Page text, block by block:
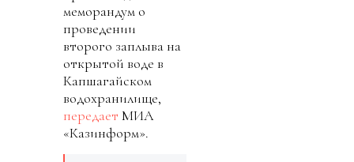
меморандум о
проведении
второго заплыва на
открытой воде в
Капшагайском
водохранилище,
передает МИА
«Казинформ».